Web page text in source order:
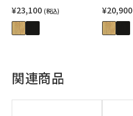
¥23,100 (税込) ¥20,900
関連商品